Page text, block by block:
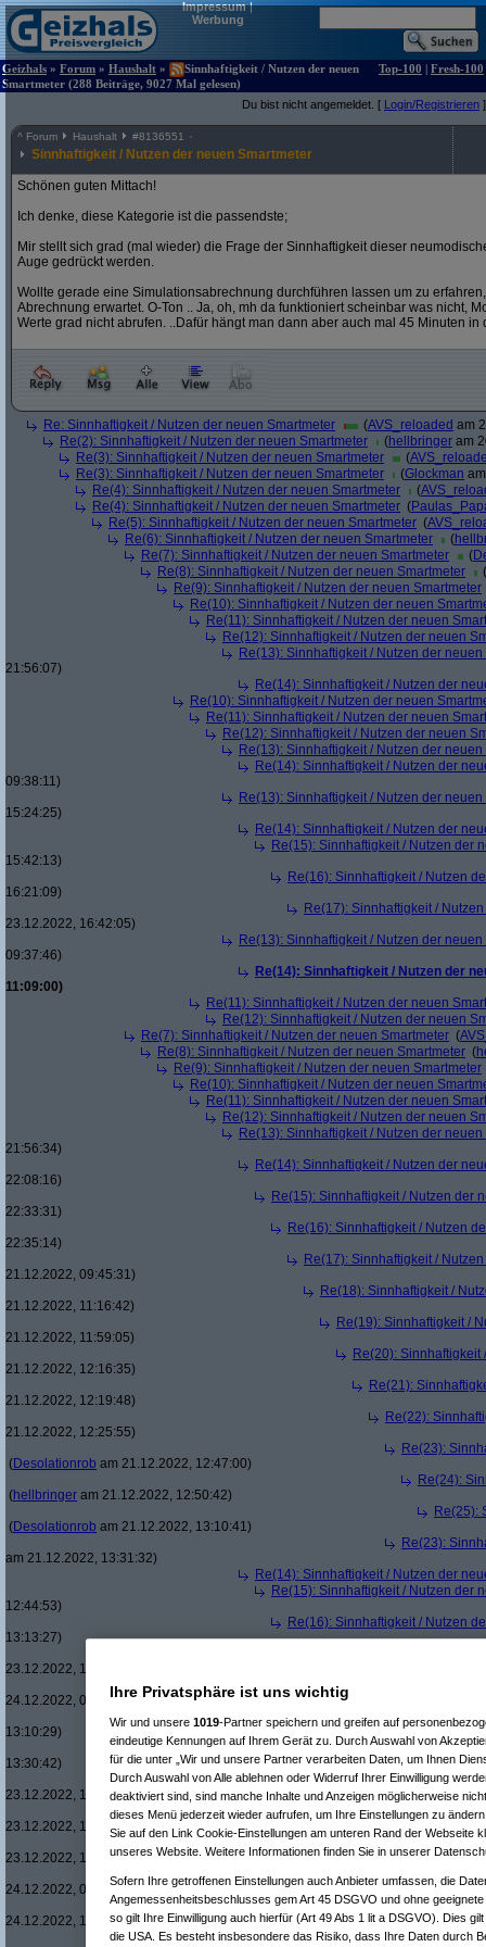
Impressum|
Werbung
Geizhals » Forum » Haushalt »
Sinnhaftigkeit / Nutzen der neuen
Smartmeter (288 Beiträge, 9027 Mal gelesen)
Top-100 | Fresh-100
Du bist nicht angemeldet. [ Login/Registrieren ]
^ Forum Haushalt #8136551
Sinnhaftigkeit / Nutzen der neuen Smartmeter
Schönen guten Mittach!
Ich denke, diese Kategorie ist die passendste;
Mir stellt sich grad (mal wieder) die Frage der Sinnhaftigkeit dieser
Auge gedrückt werden.
Wollte gerade eine Simulationsabrechnung durchführen lassen um zu
Abrechnung erwartet. O-Ton .. Ja, oh, mh da funktioniert scheinbar was nicht,
Werte grad nicht abrufen. ..Dafür hängt man dann aber auch mal 45 Minuten
Re: Sinnhaftigkeit / Nutzen der neuen Smartmeter (AVS_reloaded am
Re(2): Sinnhaftigkeit / Nutzen der neuen Smartmeter
(hellbringer am
Re(3): Sinnhaftigkeit / Nutzen der neuen Smartmeter
(
Re(3): Sinnhaftigkeit / Nutzen der neuen Smartmeter
(Glockman
Re(4): Sinnhaftigkeit / Nutzen der neuen Smartmeter
(
Re(4): Sinnhaftigkeit / Nutzen der neuen Smartmeter (
Re(5): Sinnhaftigkeit / Nutzen der neuen Smartmeter (
Re(6): Sinnhaftigkeit / Nutzen der neuen Smartmeter
(
Re(7): Sinnhaftigkeit / Nutzen der neuen Smartmeter
(
Re(8): Sinnhaftigkeit / Nutzen der neuen Smartmeter
(
Re(9): Sinnhaftigkeit / Nutzen der neuen Smartmeter
Re(10): Sinnhaftigkeit / Nutzen der neuen
Re(11): Sinnhaftigkeit / Nutzen der neuen
Re(12): Sinnhaftigkeit / Nutzen der neuen
Re(13): Sinnhaftigkeit / Nutzen der neuen
21:56:07)
Re(14): Sinnhaftigkeit / Nutzen der
Re(10): Sinnhaftigkeit / Nutzen der neuen
Re(11): Sinnhaftigkeit / Nutzen der neuen
Re(12): Sinnhaftigkeit / Nutzen der neuen
Re(13): Sinnhaftigkeit / Nutzen der neuen
Re(14): Sinnhaftigkeit / Nutzen der
09:38:11)
Re(13): Sinnhaftigkeit / Nutzen der neuen
15:24:25)
Re(14): Sinnhaftigkeit / Nutzen der
Re(15): Sinnhaftigkeit / Nutzen der
15:42:13)
Re(16): Sinnhaftigkeit / Nutzen
16:21:09)
Re(17): Sinnhaftigkeit /
23.12.2022, 16:42:05)
Re(13): Sinnhaftigkeit / Nutzen der neuen
09:37:46)
Re(14): Sinnhaftigkeit / Nutzen der
11:09:00)
Re(11): Sinnhaftigkeit / Nutzen der neuen
Re(12): Sinnhaftigkeit / Nutzen der neuen
Re(7): Sinnhaftigkeit / Nutzen der neuen Smartmeter (
Re(8): Sinnhaftigkeit / Nutzen der neuen Smartmeter (
Re(9): Sinnhaftigkeit / Nutzen der neuen Smartmeter
Re(10): Sinnhaftigkeit / Nutzen der neuen
Re(11): Sinnhaftigkeit / Nutzen der neuen
Re(12): Sinnhaftigkeit / Nutzen der neuen
Re(13): Sinnhaftigkeit / Nutzen der neuen
21:56:34)
Re(14): Sinnhaftigkeit / Nutzen der
22:08:16)
Re(15): Sinnhaftigkeit / Nutzen der
22:33:31)
Re(16): Sinnhaftigkeit / Nutzen
22:35:14)
Re(17): Sinnhaftigkeit /
21.12.2022, 09:45:31)
Re(18): Sinnhaftigkeit /
21.12.2022, 11:16:42)
Re(19): Sinnhaftigkeit /
21.12.2022, 11:59:05)
Re(20): Sinnhaftigkeit
21.12.2022, 12:16:35)
Re(21):
21.12.2022, 12:19:48)
Re(22):
21.12.2022, 12:25:55)
Re(23):
(Desolationrob am 21.12.2022, 12:47:00)
Re(24):
(hellbringer am 21.12.2022, 12:50:42)
Re(25):
(Desolationrob am 21.12.2022, 13:10:41)
Re(23):
am 21.12.2022, 13:31:32)
Re(14): Sinnhaftigkeit / Nutzen der
Re(15): Sinnhaftigkeit / Nutzen der
12:44:53)
Re(16): Sinnhaftigkeit / Nutzen
13:13:27)
23.12.2022, 13:23:08)
Re(18): Sinnhaftigkeit /
24.12.2022, 09:25:48)
Re(15): Sinnhaftigkeit / Nutzen der
13:10:29)
Re(16): Sinnhaftigkeit / Nutzen
13:30:42)
Re(17): Sinnhaftigkeit /
23.12.2022, 15:25:55)
Re(18): Sinnhaftigkeit /
23.12.2022, 16:15:39)
23.12.2022, 16:35:51)
Re(17): Sinnhaftigkeit /
24.12.2022, 09:32:49)
Re(18): Sinnhaftigkeit /
24.12.2022, 10:17:39)
Re(19): Sinnhaftigkeit /
Ihre Privatsphäre ist uns wichtig
Wir und unsere 1019-Partner speichern und greifen auf
eindeutige Kennungen auf Ihrem Gerät zu. Durch Auswahl von
für die unter „Wir und unsere Partner verarbeiten Daten, um Ihnen
Durch Auswahl von Alle ablehnen oder Widerruf Ihrer Einwilligung
deaktiviert sind, sind manche Inhalte und Anzeigen möglicherweise
dieses Menü jederzeit wieder aufrufen, um Ihre Einstellungen zu
Sie auf den Link Cookie-Einstellungen am unteren Rand der Webseite
unseres Website. Weitere Informationen finden Sie in unserer
Sofern Ihre getroffenen Einstellungen auch Anbieter umfassen, die
Angemessenheitsbeschlusses gem Art 45 DSGVO und ohne
so gilt Ihre Einwilligung auch hierfür (Art 49 Abs 1 lit a DSGVO). Dies
die USA. Es besteht insbesondere das Risiko, dass Ihre Daten durch